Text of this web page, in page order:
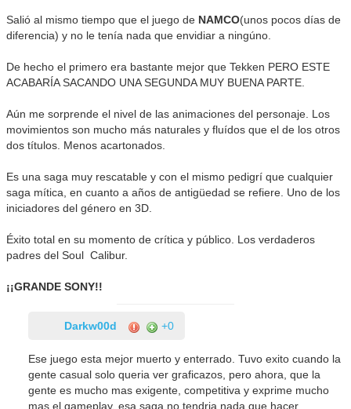
Salió al mismo tiempo que el juego de NAMCO(unos pocos días de
diferencia) y no le tenía nada que envidiar a ningúno.
De hecho el primero era bastante mejor que Tekken PERO ESTE
ACABARÍA SACANDO UNA SEGUNDA MUY BUENA PARTE.
Aún me sorprende el nivel de las animaciones del personaje. Los
movimientos son mucho más naturales y fluídos que el de los otros
dos títulos. Menos acartonados.
Es una saga muy rescatable y con el mismo pedigrí que cualquier
saga mítica, en cuanto a años de antigüedad se refiere. Uno de los
iniciadores del género en 3D.
Éxito total en su momento de crítica y público. Los verdaderos
padres del Soul Calibur.
¡¡GRANDE SONY!!
Darkw00d +0
Ese juego esta mejor muerto y enterrado. Tuvo exito cuando la
gente casual solo queria ver graficazos, pero ahora, que la
gente es mucho mas exigente, competitiva y exprime mucho
mas el gameplay, esa saga no tendria nada que hacer